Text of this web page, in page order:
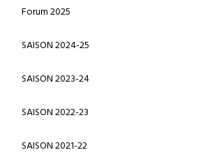
Forum 2025
SAISON 2024-25
SAISON 2023-24
SAISON 2022-23
SAISON 2021-22